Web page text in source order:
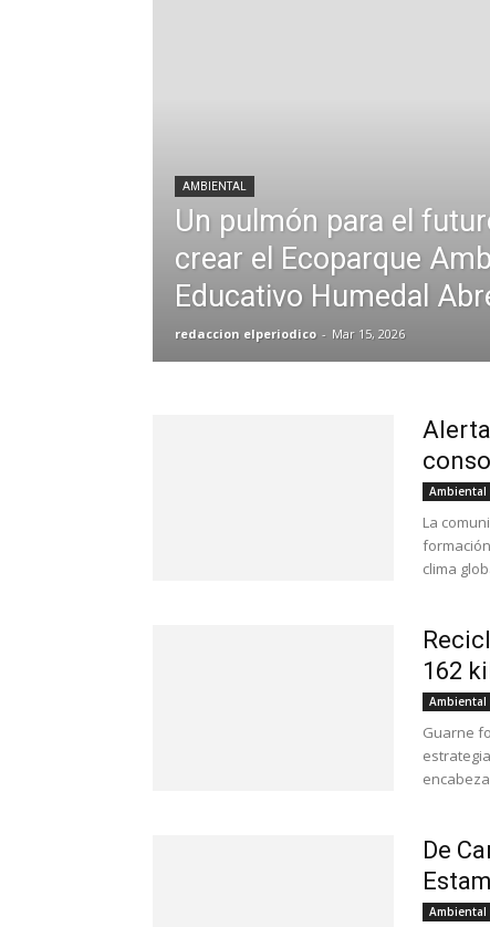
AMBIENTAL
Un pulmón para el
crear el Ecoparque
Educativo Humedal
redaccion elperiodico - Mar 15, 2026
Ambiental
La
clima
162
Ambiental
Guarne
De
Ambiental